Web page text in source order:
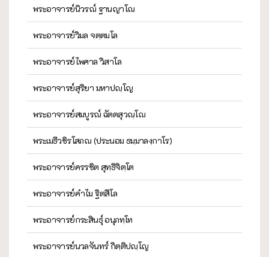
พระอาจารย์นิวรณ์ ฐานญาโณ
พระอาจารย์วิมล จตฺตมโล
พระอาจารย์ไพศาล วิสาโล
พระอาจารย์สุริยา มหาปญฺโญ
พระอาจารย์สมบูรณ์ ฉัตตสุวณฺโณ
พระเมธีวชิรโสภณ (ประนอม ธมฺมาลงฺกาโร)
พระอาจารย์ครรชิต สุทฺธิจิตฺโต
พระอาจารย์คำไม ฐิตสีโล
พระอาจารย์กระสินธุ์ อนุภทฺโท
พระอาจารย์นวลจันทร์ กิตฺติปญฺโญ